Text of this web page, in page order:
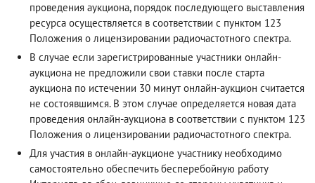
проведения аукциона, порядок последующего выставления
ресурса осуществляется в соответствии с пунктом 123
Положения о лицензировании радиочастотного спектра.
В случае если зарегистрированные участники онлайн-
аукциона не предложили свои ставки после старта
аукциона по истечении 30 минут онлайн-аукцион считается
не состоявшимся. В этом случае определяется новая дата
проведения онлайн-аукциона в соответствии с пунктом 123
Положения о лицензировании радиочастотного спектра.
Для участия в онлайн-аукционе участнику необходимо
самостоятельно обеспечить бесперебойную работу